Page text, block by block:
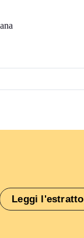
Leggi l'estratto